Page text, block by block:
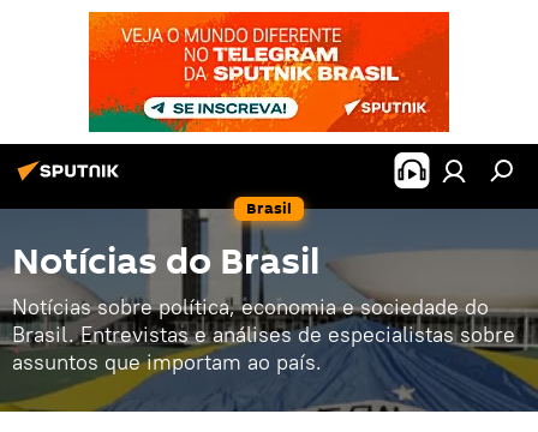
Brasil
Notícias do Brasil
Notícias sobre política, economia e sociedade do
Brasil. Entrevistas e análises de especialistas sobre
assuntos que importam ao país.